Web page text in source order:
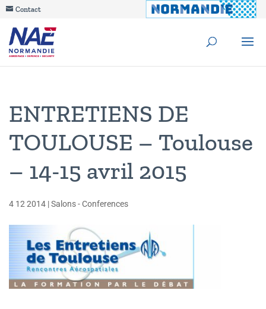
Contact
ENTRETIENS DE
TOULOUSE – Toulouse
– 14-15 avril 2015
4 12 2014 |Salons - Conferences